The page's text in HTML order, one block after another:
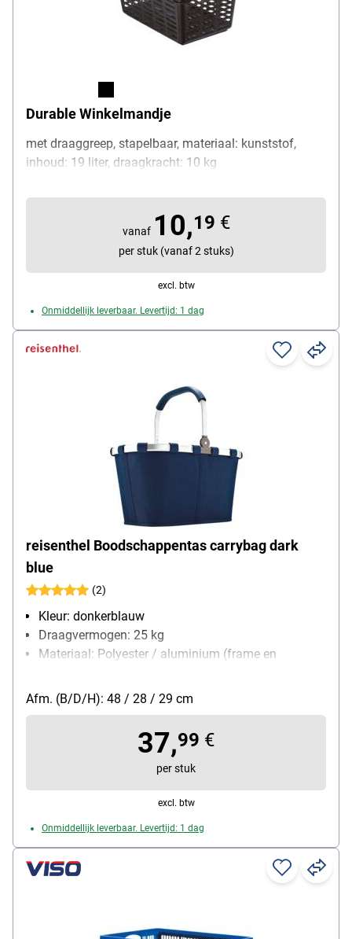
Durable Winkelmandje
met draaggreep, stapelbaar, materiaal: kunststof,
inhoud: 19 liter, draagkracht: 10 kg
vanaf 10,19 €
per stuk (vanaf 2 stuks)
excl. btw
Onmiddellijk leverbaar. Levertijd: 1 dag
reisenthel Boodschappentas carrybag dark
blue
(2)
Kleur: donkerblauw
Draagvermogen: 25 kg
Materiaal: Polyester / aluminium (frame en
Afm. (B/D/H): 48 / 28 / 29 cm
37,99 €
per stuk
excl. btw
Onmiddellijk leverbaar. Levertijd: 1 dag